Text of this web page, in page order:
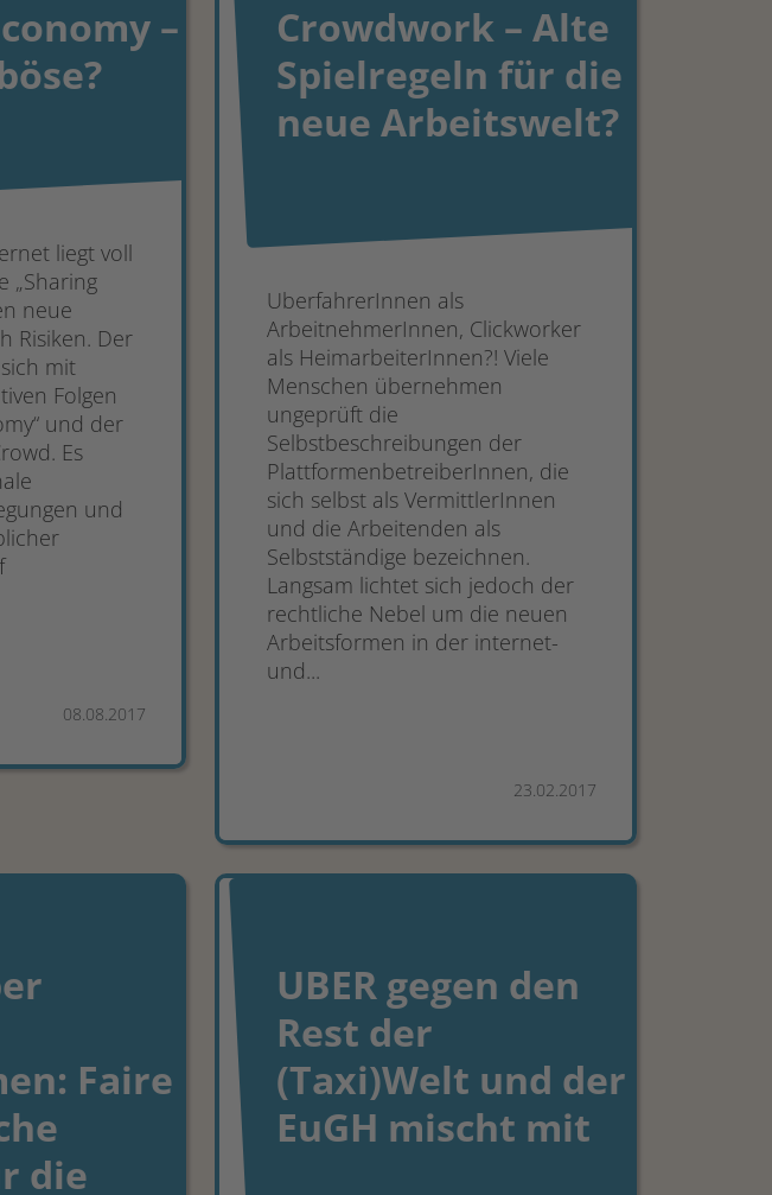
–
liegt voll
„Sharing
neue
Risiken. Der
mit
Folgen
und der
Es
und
08.08.2017
Crowdwork – Alte
Spielregeln für die
neue Arbeitswelt?
UberfahrerInnen als
ArbeitnehmerInnen, Clickworker
als HeimarbeiterInnen?! Viele
Menschen übernehmen
ungeprüft die
Selbstbeschreibungen der
PlattformenbetreiberInnen, die
sich selbst als VermittlerInnen
und die Arbeitenden als
Selbstständige bezeichnen.
Langsam lichtet sich jedoch der
rechtliche Nebel um die neuen
Arbeitsformen in der internet-
und...
23.02.2017
Faire
die
UBER gegen den
Rest der
(Taxi)Welt und der
EuGH mischt mit